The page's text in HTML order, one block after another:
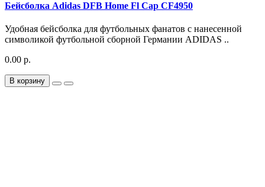
Бейсболка Adidas DFB Home Fl Cap CF4950
Удобная бейсболка для футбольных фанатов с нанесенной
символикой футбольной сборной Германии ADIDAS ..
0.00 р.
В корзину